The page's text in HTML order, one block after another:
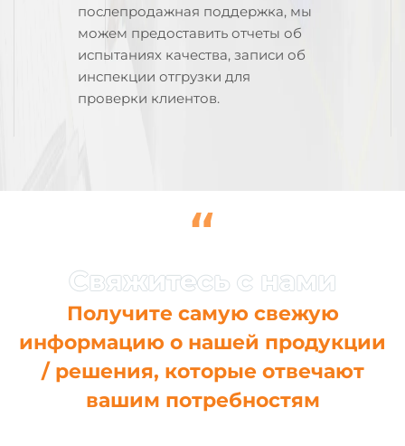
послепродажная поддержка, мы
можем предоставить отчеты об
испытаниях качества, записи об
инспекции отгрузки для
проверки клиентов.
“
Получите самую свежую
информацию о нашей продукции
/ решения, которые отвечают
вашим потребностям